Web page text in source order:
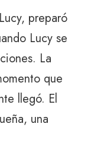
preparó
Lucy se
La
que
llegó. El
una